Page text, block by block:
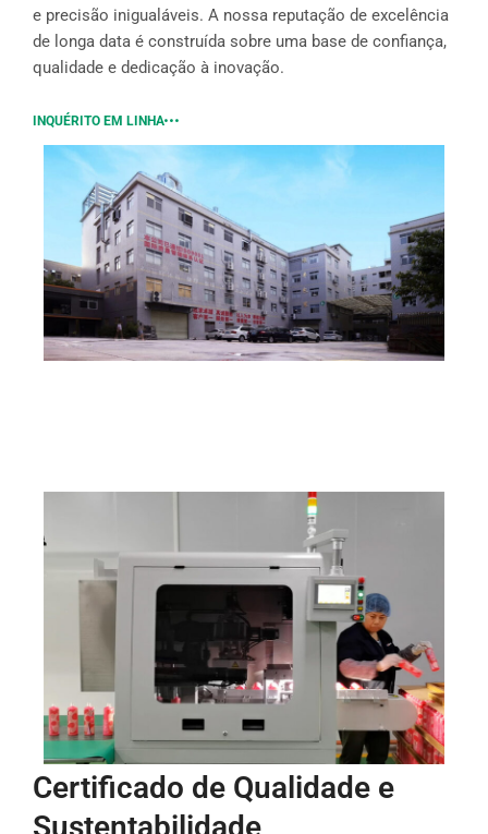
e precisão inigualáveis. A nossa reputação de excelência
de longa data é construída sobre uma base de confiança,
qualidade e dedicação à inovação.
INQUÉRITO EM LINHA
Certificado de Qualidade e